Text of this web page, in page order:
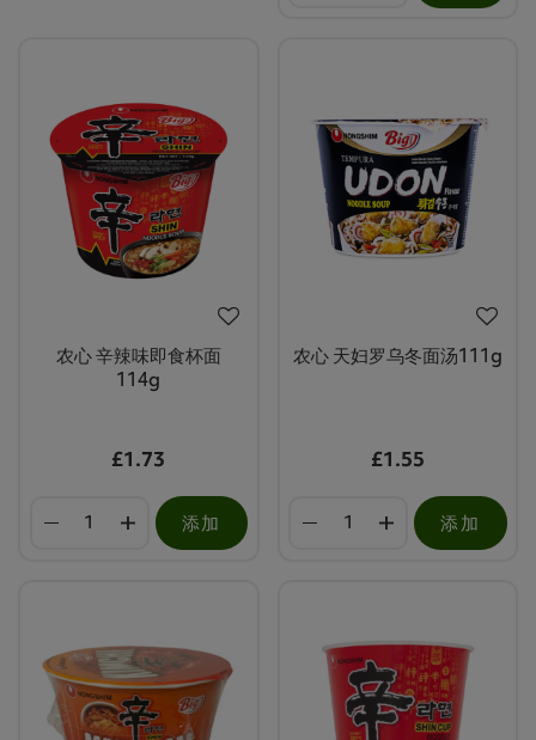
农心 辛辣味即食杯面
114g
£1.73
添加
农心 天妇罗乌冬面汤111g
£1.55
添加